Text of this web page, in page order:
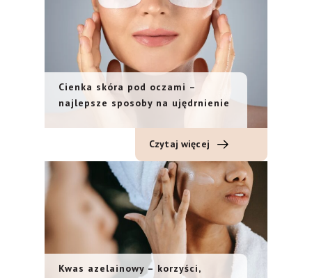
Cienka skóra pod oczami –
najlepsze sposoby na ujędrnienie
Czytaj więcej
Kwas azelainowy – korzyści,